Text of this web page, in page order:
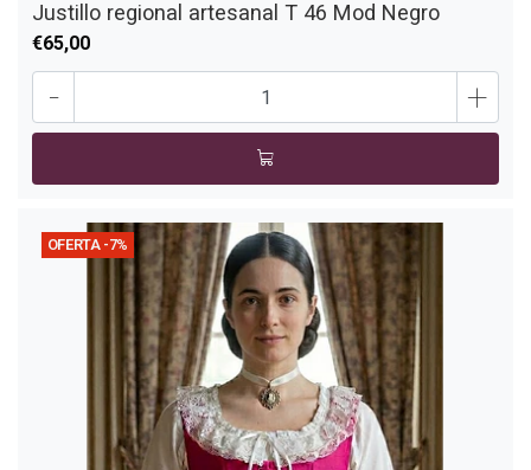
Justillo regional artesanal T 46 Mod Negro
€65,00
- +
OFERTA -7%